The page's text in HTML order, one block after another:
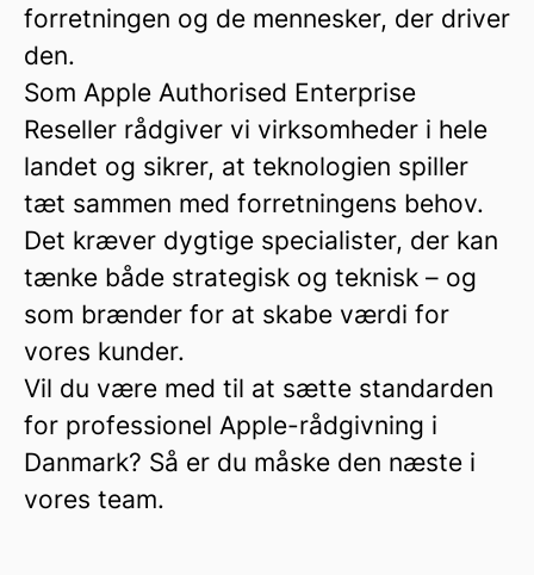
forretningen og de mennesker, der driver
den.
Som Apple Authorised Enterprise
Reseller rådgiver vi virksomheder i hele
landet og sikrer, at teknologien spiller
tæt sammen med forretningens behov.
Det kræver dygtige specialister, der kan
tænke både strategisk og teknisk – og
som brænder for at skabe værdi for
vores kunder.
Vil du være med til at sætte standarden
for professionel Apple-rådgivning i
Danmark? Så er du måske den næste i
vores team.